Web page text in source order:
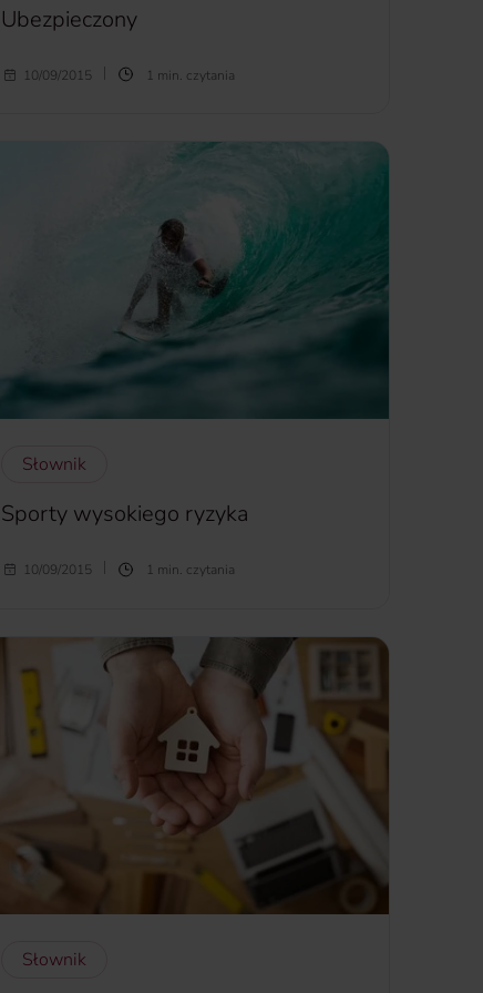
Ubezpieczony
Ubezpieczony – osoba objęta ochroną
jednocześnie ubezpieczającym, sam wówczas
10/09/2015 1 min. czytania
Słownik
Sporty wysokiego ryzyka
Sporty wysokiego ryzyka- narciarstwo, snowboard,
wodne uprawiane na rzekach górskich, sztuki walki i
wszelkiego rodzaju sporty obronne, jazda na
quadach, kitesurfing, windsurfing, surfing, jazda na
nartach wodnych i skuterach wodnych, paintball.
więcej...
10/09/2015 1 min. czytania
Słownik